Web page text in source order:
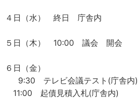
４日（水） 終日 庁舎内
５日（木） 10:00 議会 開会
６日（金）
9:30 テレビ会議テスト(庁舎内)
11:00 起債見積入札(庁舎内)